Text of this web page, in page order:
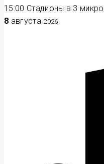
15:00 Стадионы в 3
8 августа 2026